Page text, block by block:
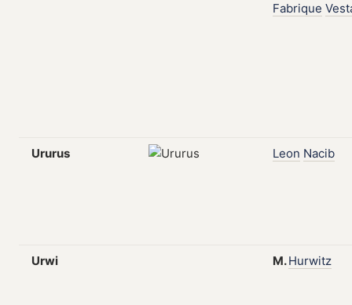
Fabrique
Ururus Leon Nacib
Urwi M.Hurwitz